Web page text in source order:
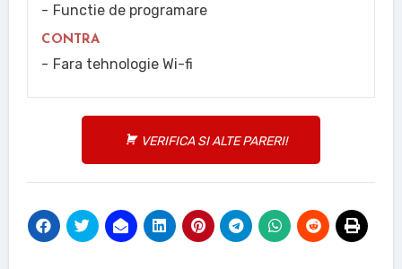
Functie de programare
CONTRA
Fara tehnologie Wi-fi
VERIFICA SI ALTE PARERI!